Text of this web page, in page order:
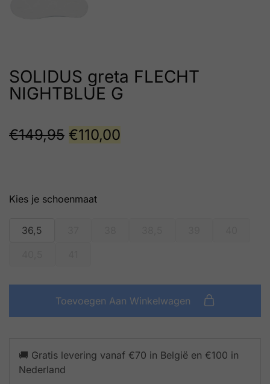
SOLIDUS greta FLECHT
NIGHTBLUE G
€149,95 €110,00
schoenmaat
36,5
Toevoegen Aan Winkelwagen
🚚 Gratis levering vanaf €70 in België en €100 in
Nederland